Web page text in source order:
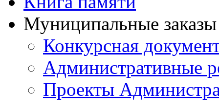
Муниципальные
Конкурсная
Административные
Проекты